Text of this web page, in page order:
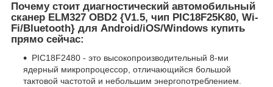
Почему стоит диагностический автомобильный
сканер ELM327 OBD2 {V1.5, чип PIC18F25K80, Wi-
Fi/Bluetooth} для Android/iOS/Windows купить
прямо сейчас:
PIC18F2480 - это высокопроизводительный 8-ми
ядерный микропроцессор, отличающийся большой
тактовой частотой и небольшим энергопотреблением.